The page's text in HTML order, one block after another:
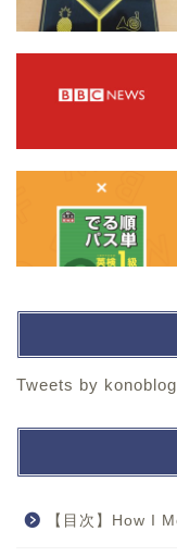
Tweets by
【目次】How I